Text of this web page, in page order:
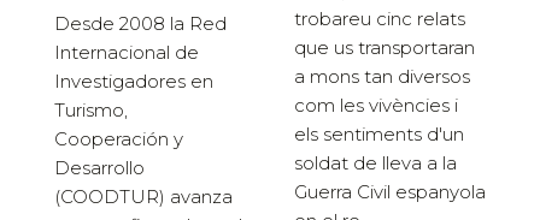
Desde 2008 la Red
Internacional de
Investigadores en
Turismo,
Cooperación y
Desarrollo
(COODTUR) avanza
trobareu cinc relats
que us transportaran
a mons tan diversos
com les vivències i
els sentiments d'un
soldat de lleva a la
Guerra Civil espanyola